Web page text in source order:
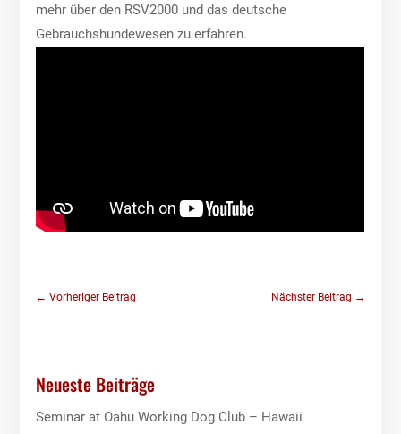
mehr über den RSV2000 und das deutsche
Gebrauchshundewesen zu erfahren.
←Vorheriger Beitrag Nächster Beitrag →
Neueste Beiträge
Seminar at Oahu Working Dog Club – Hawaii